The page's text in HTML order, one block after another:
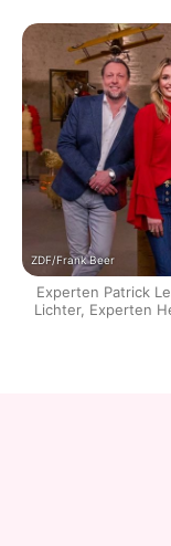
ZDF/Frank Beer
Experten Patrick
Lichter, Experten